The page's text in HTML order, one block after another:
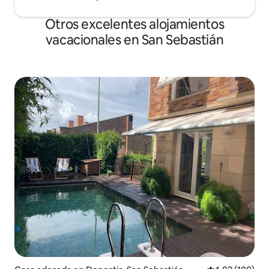
Otros excelentes alojamientos
vacacionales en San Sebastián